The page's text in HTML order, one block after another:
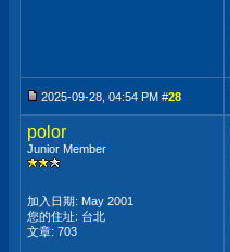
2025-09-28, 04:54 PM #28
polor
Junior Member
加入日期: May 2001
您的住址: 台北
文章: 703